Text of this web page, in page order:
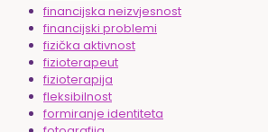
financijska neizvjesnost
financijski problemi
fizička aktivnost
fizioterapeut
fizioterapija
fleksibilnost
formiranje identiteta